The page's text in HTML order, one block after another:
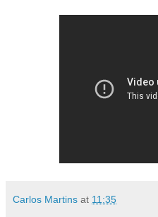
Carlos Martins at 11:35